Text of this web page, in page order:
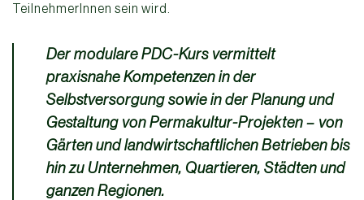
TeilnehmerInnen sein wird.
Der modulare PDC-Kurs vermittelt
praxisnahe Kompetenzen in der
Selbstversorgung sowie in der Planung und
Gestaltung von Permakultur-Projekten – von
Gärten und landwirtschaftlichen Betrieben bis
hin zu Unternehmen, Quartieren, Städten und
ganzen Regionen.